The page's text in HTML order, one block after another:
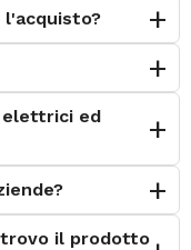
ed
trovo il prodotto